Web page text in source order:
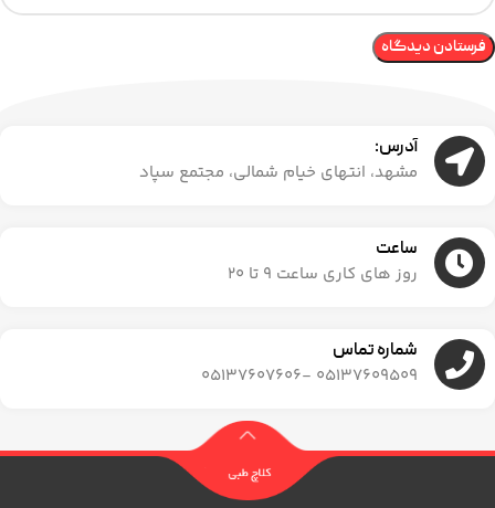
آدرس:
مشهد، انتهای خیام شمالی، مجتمع سپاد
ساعت
روز های کاری ساعت ۹ تا ۲۰
شماره تماس
05137609509 -05137607606